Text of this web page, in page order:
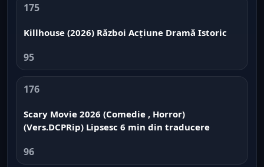
175
Killhouse (2026) Război Acțiune Dramă Istoric
95
176
Scary Movie 2026 (Comedie , Horror)
(Vers.DCPRip) Lipsesc 6 min din traducere
96